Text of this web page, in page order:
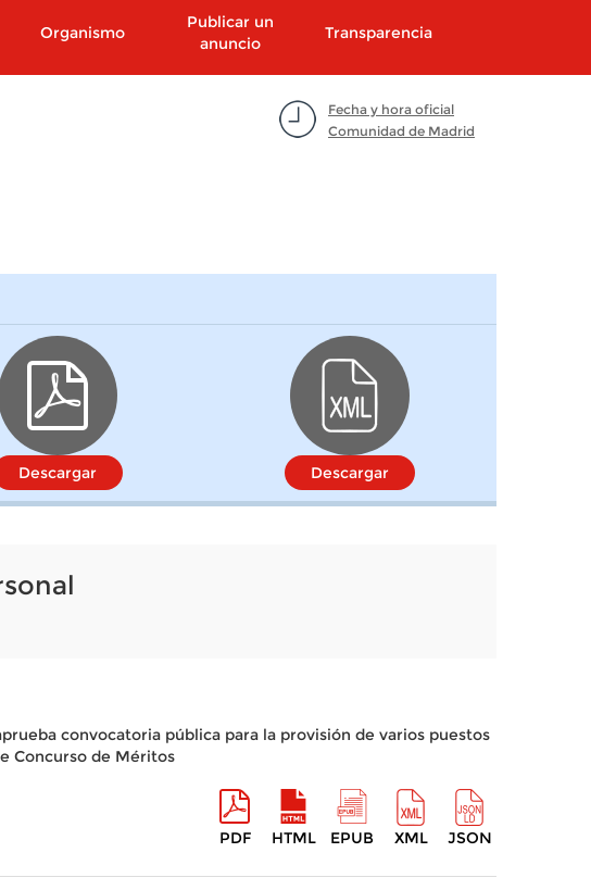
Organismo
Publicar un
anuncio
Transparencia
Fecha y hora oficial
Comunidad de Madrid
Descargar Descargar
convocatoria pública para la provisión de varios puestos
Concurso de Méritos
PDF HTML EPUB XML JSON